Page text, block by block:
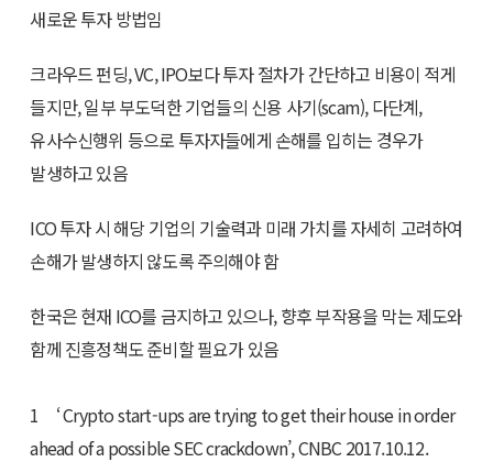
새로운 투자 방법임
크라우드 펀딩, VC, IPO보다 투자 절차가 간단하고 비용이 적게
들지만, 일부 부도덕한 기업들의 신용 사기(scam), 다단계,
유사수신행위 등으로 투자자들에게 손해를 입히는 경우가
발생하고 있음
ICO 투자 시 해당 기업의 기술력과 미래 가치를 자세히 고려하여
손해가 발생하지 않도록 주의해야 함
한국은 현재 ICO를 금지하고 있으나, 향후 부작용을 막는 제도와
함께 진흥정책도 준비할 필요가 있음
1 ‘ Crypto start-ups are trying to get their house in order
ahead of a possible SEC crackdown’, CNBC 2017.10.12.